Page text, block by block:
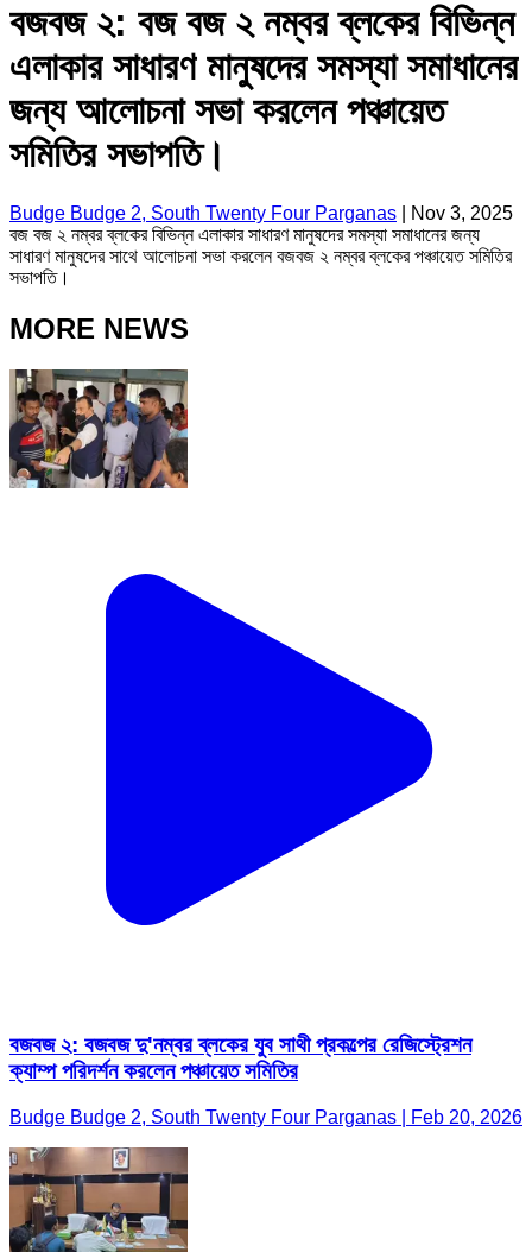
বজবজ ২: বজ বজ ২ নম্বর ব্লকের বিভিন্ন
এলাকার সাধারণ মানুষদের সমস্যা সমাধানের
জন্য আলোচনা সভা করলেন পঞ্চায়েত
সমিতির সভাপতি।
Budge Budge 2, South Twenty Four Parganas
Nov 3, 2025
বজ বজ ২ নম্বর ব্লকের বিভিন্ন এলাকার সাধারণ মানুষদের সমস্যা সমাধানের জন্য
সাধারণ মানুষদের সাথে আলোচনা সভা করলেন বজবজ ২ নম্বর ব্লকের পঞ্চায়েত সমিতির
সভাপতি।
MORE NEWS
বজবজ ২: বজবজ দু'নম্বর ব্লকের যুব সাথী প্রকল্পের রেজিস্ট্রেশন
ক্যাম্প পরিদর্শন করলেন পঞ্চায়েত সমিতির
Budge Budge 2, South Twenty Four Parganas | Feb 20, 2026